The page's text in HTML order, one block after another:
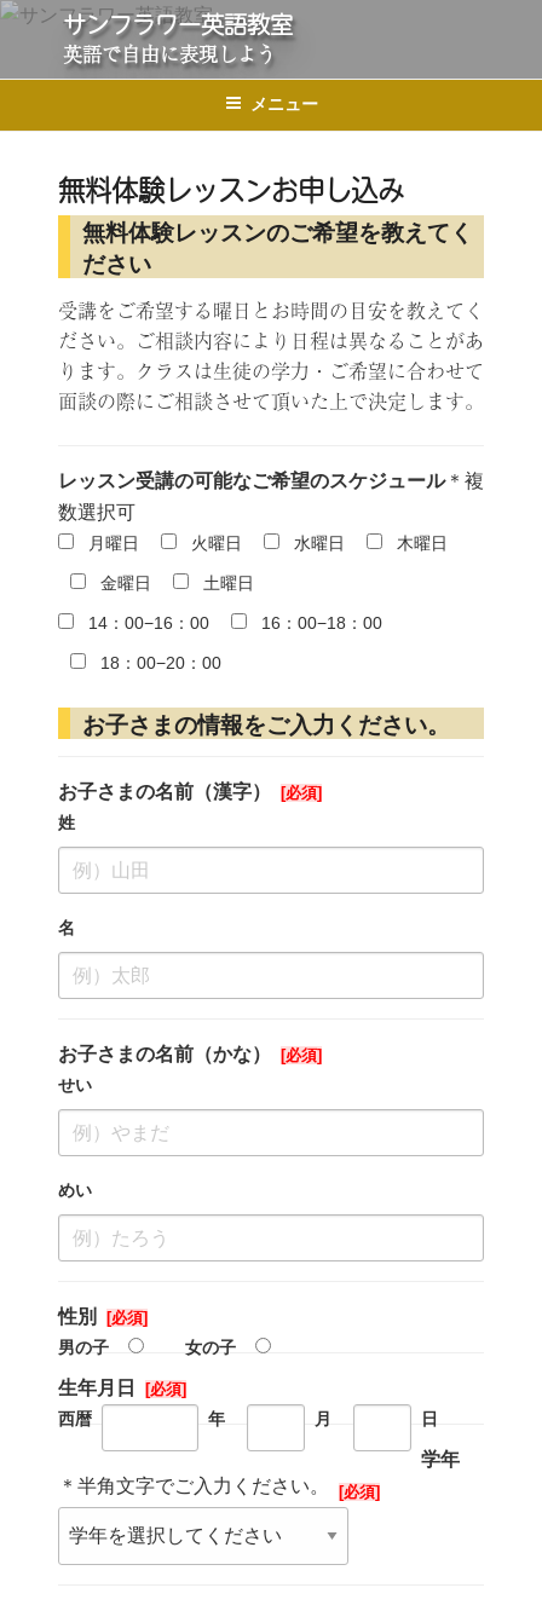
コ
テ
サンフラワー英語教室
英語で自由に表現しよう
メニュー
無料体験レッスンお申し込み
無料体験レッスンのご希望を教えてく
ださい
受講をご希望する曜日とお時間の目安を教えてく
ださい。ご相談内容により日程は異なることがあ
ります。クラスは生徒の学力・ご希望に合わせて
面談の際にご相談させて頂いた上で決定します。
レッスン受講の可能なご希望のスケジュール＊複
数選択可
月曜日 火曜日 水曜日 木曜日
金曜日 土曜日
14：00−16：00 16：00−18：00
18：00−20：00
お子さまの情報をご入力ください。
お子さまの名前（漢字）
姓
名
お子さまの名前（かな）
せい
めい
性別
男の子 女の子
生年月日
西暦 年 月 日
＊半角文字でご入力ください。
学年